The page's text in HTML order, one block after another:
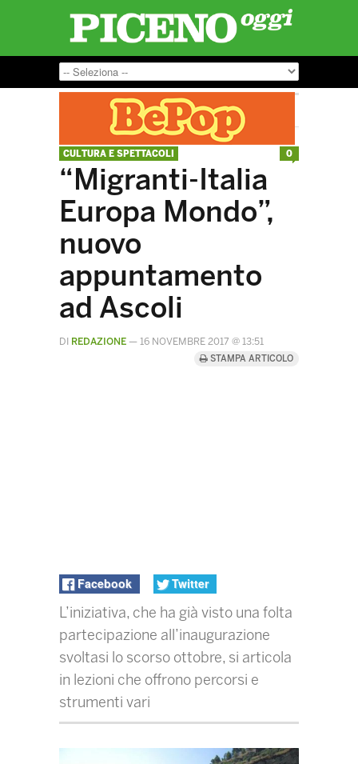
CULTURA E SPETTACOLI
“Migranti-Italia
Europa Mondo”,
nuovo
appuntamento
ad Ascoli
DI REDAZIONE — 16 NOVEMBRE 2017 @ 13:51
STAMPA ARTICOLO
Facebook Twitter
L’iniziativa, che ha già visto una folta
partecipazione all’inaugurazione
svoltasi lo scorso ottobre, si articola
in lezioni che offrono percorsi e
strumenti vari
0